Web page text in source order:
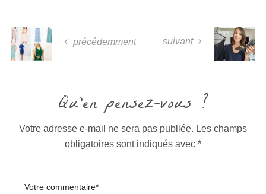
précédemment suivant
Qu'en pensez-vous ?
Votre adresse e-mail ne sera pas publiée. Les champs
obligatoires sont indiqués avec *